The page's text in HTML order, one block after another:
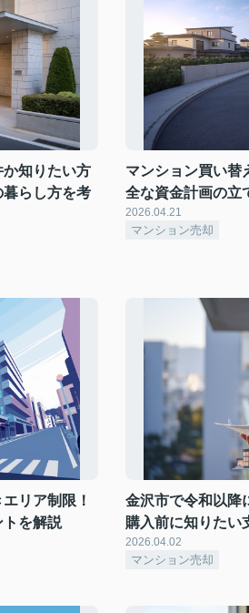
知りたい方
らし方を考
マンション買い替
全な資金計画の立
2026.04.21
マンション売却
リア制限！
トを解説
金沢市で令和以降
購入前に知りたい
2026.04.02
マンション売却